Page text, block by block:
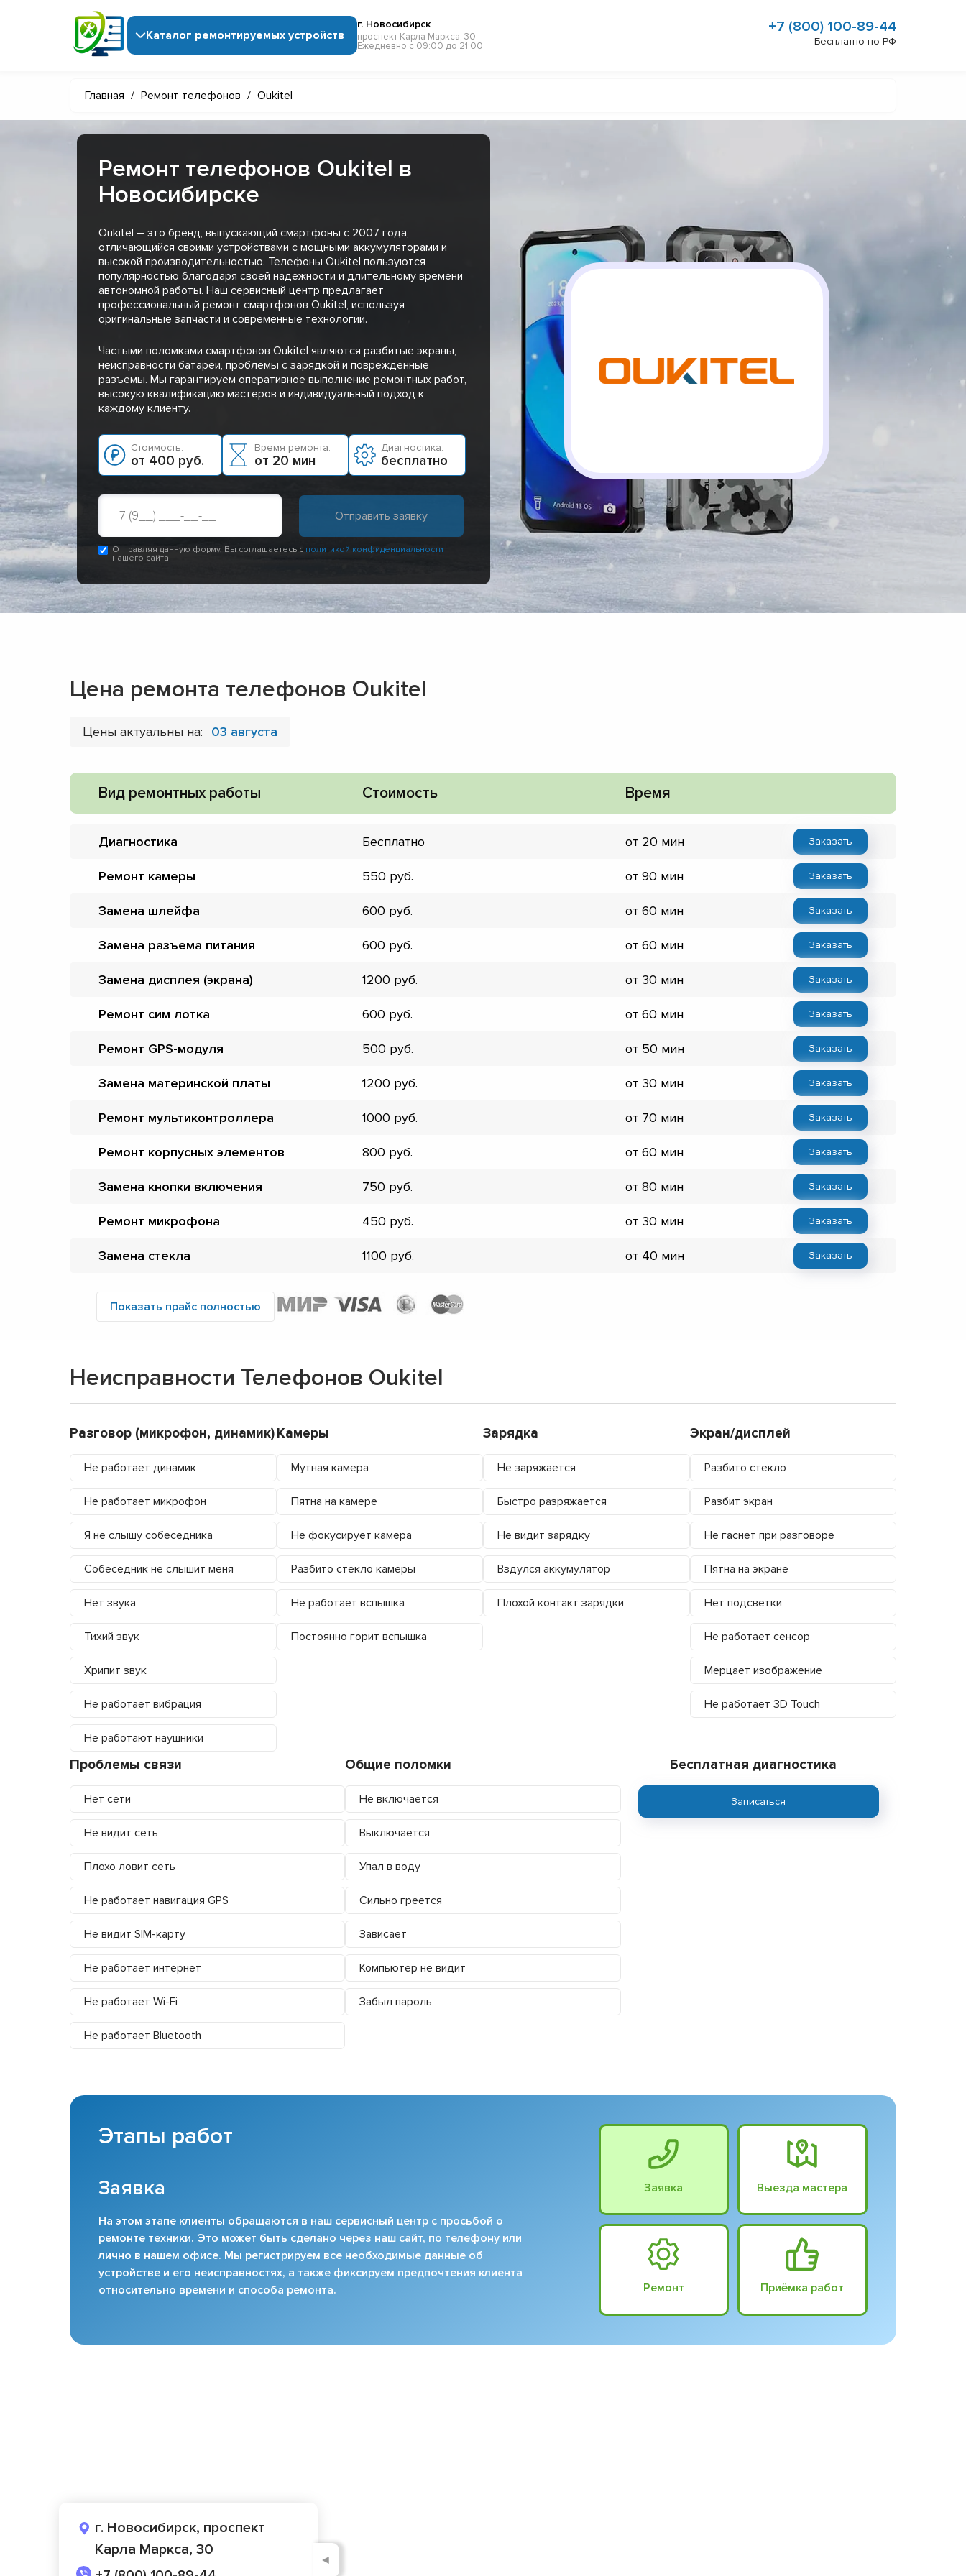
Каталог ремонтируемых устройств
г. Новосибирск
проспект Карла Маркса, 30
Ежедневно с 09:00 до 21:00
+7 (800) 100-89-44
Бесплатно по РФ
Главная / Ремонт телефонов / Oukitel
Ремонт телефонов Oukitel в
Новосибирске
Oukitel – это бренд, выпускающий смартфоны с 2007 года,
отличающийся своими устройствами с мощными аккумуляторами и
высокой производительностью. Телефоны Oukitel пользуются
популярностью благодаря своей надежности и длительному времени
автономной работы. Наш сервисный центр предлагает
профессиональный ремонт смартфонов Oukitel, используя
оригинальные запчасти и современные технологии.
Частыми поломками смартфонов Oukitel являются разбитые экраны,
неисправности батареи, проблемы с зарядкой и поврежденные
разъемы. Мы гарантируем оперативное выполнение ремонтных работ,
высокую квалификацию мастеров и индивидуальный подход к
каждому клиенту.
Стоимость:
от 400 руб.
Время ремонта:
от 20 мин
Диагностика:
бесплатно
Отправляя данную форму, Вы соглашаетесь с политикой конфиденциальности
нашего сайта
Цена ремонта телефонов Oukitel
Цены актуальны на: 03 августа
Вид ремонтных работы Стоимость Время
Диагностика Бесплатно от 20 мин Заказать
Ремонт камеры 550 от 90 мин Заказать
Замена шлейфа 600 от 60 мин Заказать
Замена разъема питания 600 от 60 мин Заказать
Замена дисплея (экрана) 1200 от 30 мин Заказать
Ремонт сим лотка 600 от 60 мин Заказать
Ремонт GPS-модуля 500 от 50 мин Заказать
Замена материнской платы 1200 от 30 мин Заказать
Ремонт мультиконтроллера 1000 от 70 мин Заказать
Ремонт корпусных элементов 800 от 60 мин Заказать
Замена кнопки включения 750 от 80 мин Заказать
Ремонт микрофона 450 от 30 мин Заказать
Замена стекла 1100 от 40 мин Заказать
Показать прайс полностью
Неисправности Телефонов Oukitel
Разговор (микрофон, динамик)
Не работает динамик
Не работает микрофон
Я не слышу собеседника
Собеседник не слышит меня
Нет звука
Тихий звук
Хрипит звук
Не работает вибрация
Не работают наушники
Камеры
Мутная камера
Пятна на камере
Не фокусирует камера
Разбито стекло камеры
Не работает вспышка
Постоянно горит вспышка
Зарядка
Не заряжается
Быстро разряжается
Не видит зарядку
Вздулся аккумулятор
Плохой контакт зарядки
Экран/дисплей
Разбито стекло
Разбит экран
Не гаснет при разговоре
Пятна на экране
Нет подсветки
Не работает сенсор
Мерцает изображение
Не работает 3D Touch
Проблемы связи
Нет сети
Не видит сеть
Плохо ловит сеть
Не работает навигация GPS
Не видит SIM-карту
Не работает интернет
Не работает Wi-Fi
Не работает Bluetooth
Общие поломки
Не включается
Выключается
Упал в воду
Сильно греется
Зависает
Компьютер не видит
Забыл пароль
Бесплатная диагностика
Записаться
Этапы работ
Заявка
На этом этапе клиенты обращаются в наш сервисный центр с просьбой о
ремонте техники. Это может быть сделано через наш сайт, по телефону или
лично в нашем офисе. Мы регистрируем все необходимые данные об
устройстве и его неисправностях, а также фиксируем предпочтения клиента
относительно времени и способа ремонта.
Заявка Выезда мастера
Ремонт Приёмка работ
г. Новосибирск, проспект
Карла Маркса, 30
◄